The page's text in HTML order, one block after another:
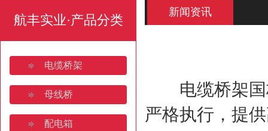
航丰实业·产品分类
电缆桥架
母线桥
配电箱
新闻资讯
电缆桥架国
严格执行，提